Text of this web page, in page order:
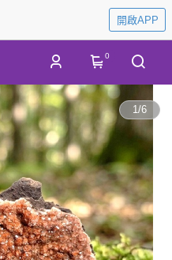
開啟APP
0
1/6